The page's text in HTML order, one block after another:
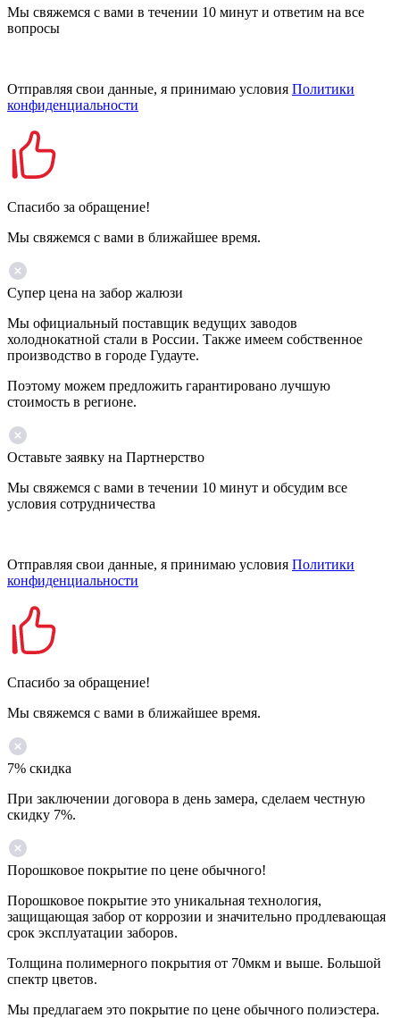
Мы свяжемся с вами в течении 10 минут и ответим на все
вопросы
Отправляя свои данные, я принимаю условия Политики
конфиденциальности
Спасибо за обращение!
Мы свяжемся с вами в ближайшее время.
Супер цена на забор жалюзи
Мы официальный поставщик ведущих заводов
холоднокатной стали в России. Также имеем собственное
производство в городе Гудауте.
Поэтому можем предложить гарантировано лучшую
стоимость в регионе.
Оставьте заявку на Партнерство
Мы свяжемся с вами в течении 10 минут и обсудим все
условия сотрудничества
Отправляя свои данные, я принимаю условия Политики
конфиденциальности
Спасибо за обращение!
Мы свяжемся с вами в ближайшее время.
7% скидка
При заключении договора в день замера, сделаем честную
скидку 7%.
Порошковое покрытие по цене обычного!
Порошковое покрытие это уникальная технология,
защищающая забор от коррозии и значительно продлевающая
срок эксплуатации заборов.
Толщина полимерного покрытия от 70мкм и выше. Большой
спектр цветов.
Мы предлагаем это покрытие по цене обычного полиэстера.